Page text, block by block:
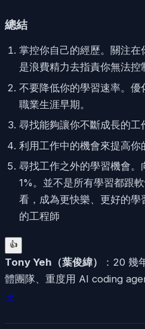
總結
掌控你自己的經歷。關注
是浪費精力去指責你無法控
不要降低你的學習速率。
職業生涯早期。
尋找能夠讓你不斷成長的工
利用工作中的機會來提高你
尋找工作之外的學習機會
1%。並不是所有學習都跟
看，成為更快樂、更好的
的工程師
👍
Tony Yeh （葉俊緯）
：20 幾
體團隊、重度用 AI coding
→